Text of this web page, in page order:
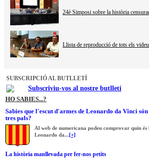
24è Simposi sobre la història
Llista de reproducció de tots els
SUBSCRIPCIÓ AL BUTLLETÍ
Subscriviu-vos al nostre butlletí
HO SABIES...?
Sabies que l'escut d'armes de Leonardo da Vinci
tres pals?
Al web de numericana podeu comprovar quin és
Leonardo da...[+]
La història manllevada per fer-nos petits